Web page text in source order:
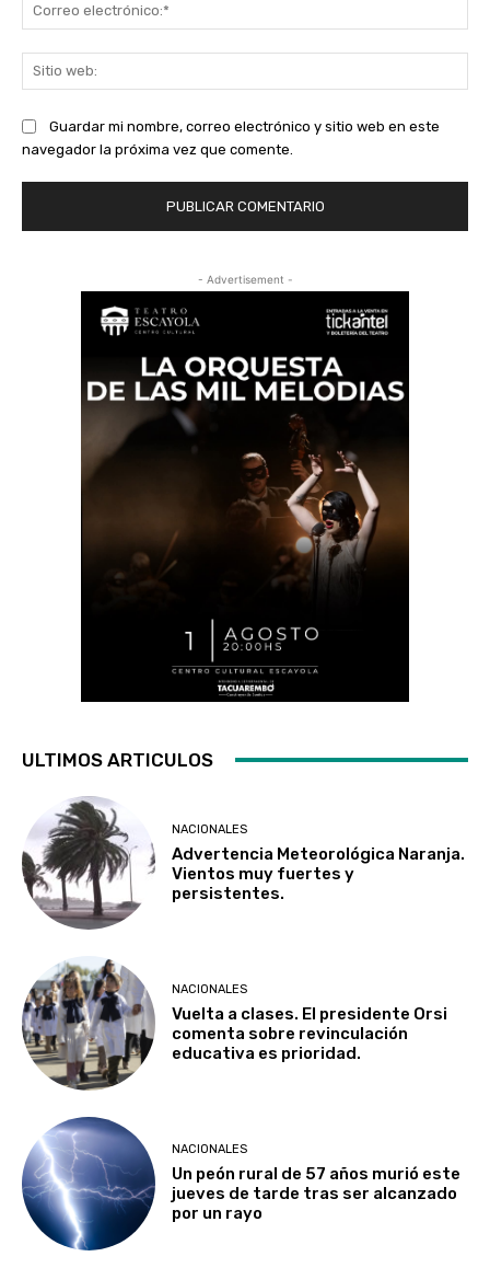
Guardar mi nombre, correo electrónico y sitio web en este
navegador la próxima vez que comente.
- Advertisement -
ULTIMOS ARTICULOS
NACIONALES
Advertencia Meteorológica Naranja.
Vientos muy fuertes y
persistentes.
NACIONALES
Vuelta a clases. El presidente Orsi
comenta sobre revinculación
educativa es prioridad.
NACIONALES
Un peón rural de 57 años murió este
jueves de tarde tras ser alcanzado
por un rayo